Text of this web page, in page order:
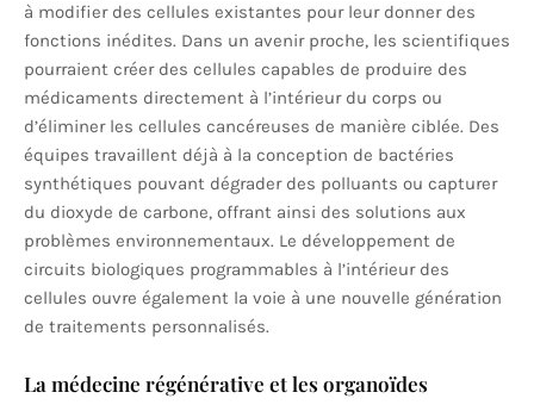
à modifier des cellules existantes pour leur donner des
fonctions inédites. Dans un avenir proche, les scientifiques
pourraient créer des cellules capables de produire des
médicaments directement à l’intérieur du corps ou
d’éliminer les cellules cancéreuses de manière ciblée. Des
équipes travaillent déjà à la conception de bactéries
synthétiques pouvant dégrader des polluants ou capturer
du dioxyde de carbone, offrant ainsi des solutions aux
problèmes environnementaux. Le développement de
circuits biologiques programmables à l’intérieur des
cellules ouvre également la voie à une nouvelle génération
de traitements personnalisés.
La médecine régénérative et les organoïdes